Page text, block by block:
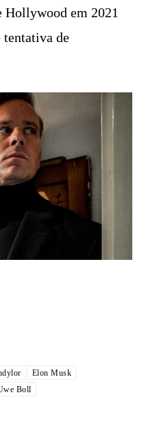
Hollywood em 2021
tentativa de
Elon Musk
Boll